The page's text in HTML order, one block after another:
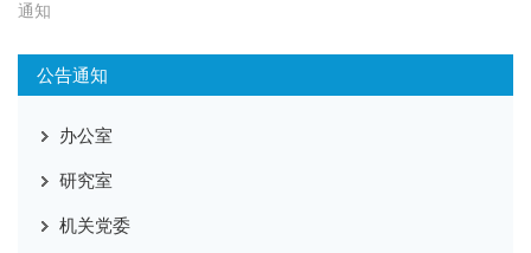
通知
公告通知
办公室
研究室
机关党委